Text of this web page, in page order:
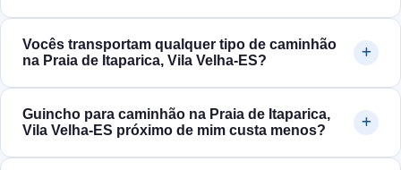
Vocês transportam qualquer tipo de caminhão
na Praia de Itaparica, Vila Velha‑ES?
Guincho para caminhão na Praia de Itaparica,
Vila Velha‑ES próximo de mim custa menos?